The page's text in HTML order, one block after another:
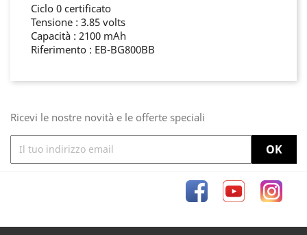
Ciclo 0 certificato
Tensione : 3.85 volts
Capacità : 2100 mAh
Riferimento : EB-BG800BB
Ricevi le nostre novità e le offerte speciali
FacebookYouTube